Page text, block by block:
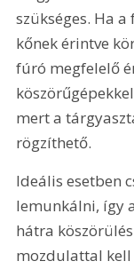
szükséges. Ha
kőnek érintve
fúró megfelelő
mert a
rögzíthető.
Ideális esetben
lemunkálni, így
hátra
mozdulattal kell